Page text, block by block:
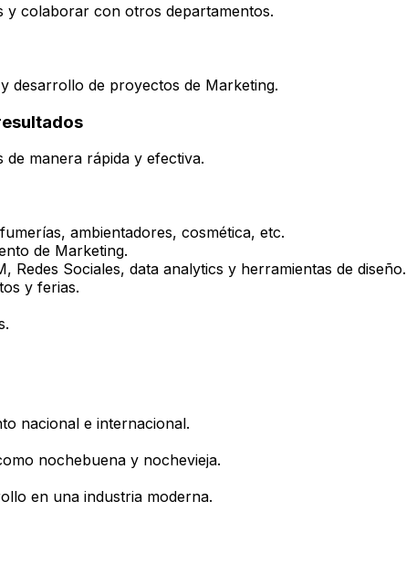
y colaborar con otros departamentos.
desarrollo de proyectos de Marketing.
manera rápida y efectiva.
ambientadores, cosmética, etc.
de Marketing.
Redes Sociales, data analytics y herramientas de diseño.
y ferias.
nacional e internacional.
nochebuena y nochevieja.
en una industria moderna.